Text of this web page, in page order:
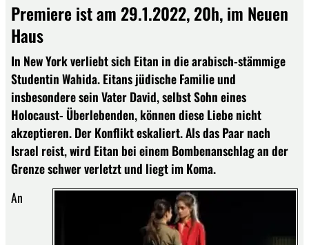
Premiere ist am 29.1.2022, 20h, im Neuen
Haus
In New York verliebt sich Eitan in die arabisch-stämmige
Studentin Wahida. Eitans jüdische Familie und
insbesondere sein Vater David, selbst Sohn eines
Holocaust- Überlebenden, können diese Liebe nicht
akzeptieren. Der Konflikt eskaliert. Als das Paar nach
Israel reist, wird Eitan bei einem Bombenanschlag an der
Grenze schwer verletzt und liegt im Koma.
An